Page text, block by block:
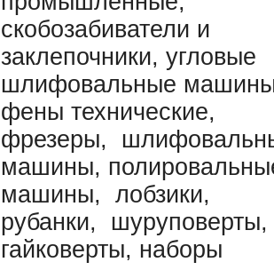
скобозабиватели и
заклепочники, угловые
шлифовальные
фены технические,
фрезеры,
машины,
машины, лобзики,
рубанки, шуруповерты,
гайковерты, наборы